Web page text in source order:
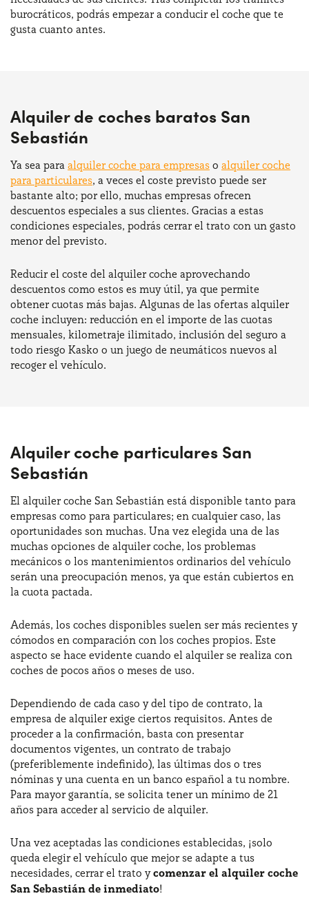
burocráticos, podrás empezar a conducir el coche que te
gusta cuanto antes.
Alquiler de coches baratos San
Sebastián
Ya sea para alquiler coche para empresas o alquiler coche
para particulares, a veces el coste previsto puede ser
bastante alto; por ello, muchas empresas ofrecen
descuentos especiales a sus clientes. Gracias a estas
condiciones especiales, podrás cerrar el trato con un gasto
menor del previsto.
Reducir el coste del alquiler coche aprovechando
descuentos como estos es muy útil, ya que permite
obtener cuotas más bajas. Algunas de las ofertas alquiler
coche incluyen: reducción en el importe de las cuotas
mensuales, kilometraje ilimitado, inclusión del seguro a
todo riesgo Kasko o un juego de neumáticos nuevos al
recoger el vehículo.
Alquiler coche particulares San
Sebastián
El alquiler coche San Sebastián está disponible tanto para
empresas como para particulares; en cualquier caso, las
oportunidades son muchas. Una vez elegida una de las
muchas opciones de alquiler coche, los problemas
mecánicos o los mantenimientos ordinarios del vehículo
serán una preocupación menos, ya que están cubiertos en
la cuota pactada.
Además, los coches disponibles suelen ser más recientes y
cómodos en comparación con los coches propios. Este
aspecto se hace evidente cuando el alquiler se realiza con
coches de pocos años o meses de uso.
Dependiendo de cada caso y del tipo de contrato, la
empresa de alquiler exige ciertos requisitos. Antes de
proceder a la confirmación, basta con presentar
documentos vigentes, un contrato de trabajo
(preferiblemente indefinido), las últimas dos o tres
nóminas y una cuenta en un banco español a tu nombre.
Para mayor garantía, se solicita tener un mínimo de 21
años para acceder al servicio de alquiler.
Una vez aceptadas las condiciones establecidas, ¡solo
queda elegir el vehículo que mejor se adapte a tus
necesidades, cerrar el trato ycomenzar el alquiler coche
San Sebastián de inmediato!